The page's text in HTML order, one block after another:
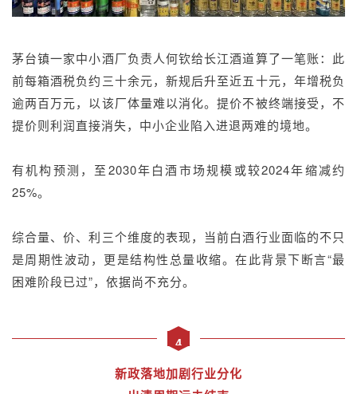
茅台镇一家中小酒厂负责人何钦给长江酒道算了一笔账：此
前每箱酒税负约三十余元，新规后升至近五十元，年增税负
逾两百万元，以该厂体量难以消化。提价不被终端接受，不
提价则利润直接消失，中小企业陷入进退两难的境地。
有机构预测，至2030年白酒市场规模或较2024年缩减约
25%。
综合量、价、利三个维度的表现，当前白酒行业面临的不只
是周期性波动，更是结构性总量收缩。在此背景下断言“最
困难阶段已过”，依据尚不充分。
4
新政落地加剧行业分化